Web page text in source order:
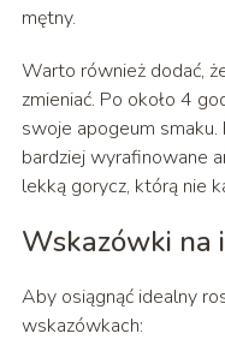
mętny.
Warto również dodać,
zmieniać. Po około 4
swoje apogeum
bardziej wyrafinowane
lekką gorycz, którą nie
Wskazówki na
Aby osiągnąć idealny
wskazówkach: